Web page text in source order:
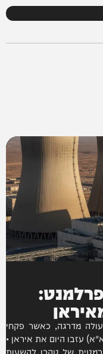
עולה מדרגה, כאשר פקחי
עזבו היום את איראן •